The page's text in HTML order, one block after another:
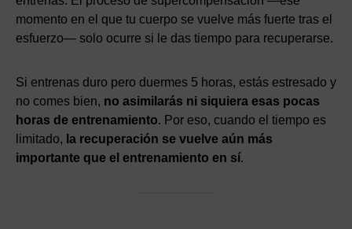
momento en el que tu cuerpo se vuelve más fuerte tras el
esfuerzo— solo ocurre si le das tiempo para recuperarse.
Si entrenas duro pero duermes 5 horas, estás estresado y
no comes bien, no asimilarás ni siquiera esas pocas
horas de entrenamiento. Por eso, cuando el tiempo es
limitado, la recuperación se vuelve aún más
importante que el entrenamiento en sí.